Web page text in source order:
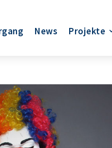
News Projekte